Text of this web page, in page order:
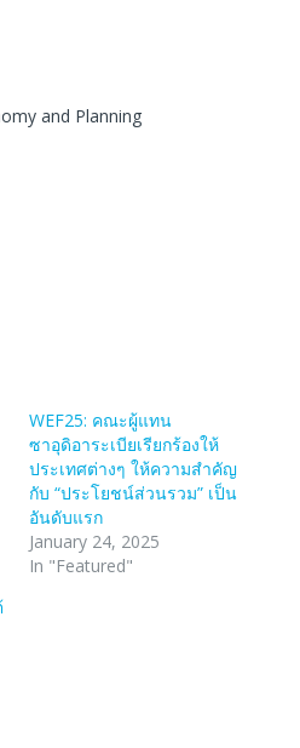
and Planning
WEF25: คณะผู้แทน
ซาอุดิอาระเบียเรียกร้องให้
ประเทศต่างๆ ให้ความสำคัญ
กับ “ประโยชน์ส่วนรวม” เป็น
อันดับแรก
January 24, 2025
In "Featured"